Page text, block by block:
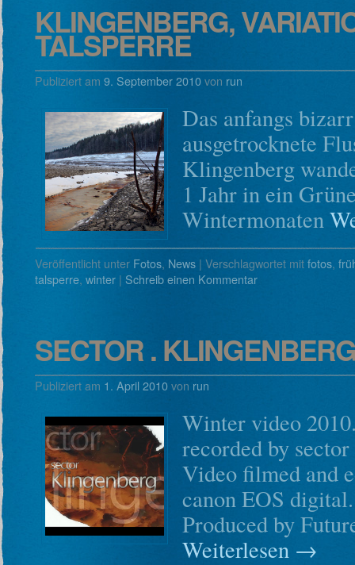
KLINGENBERG,
TALSPERRE
Publiziert am 9. September 2010von run
Das anfangs
ausgetrocknete
Klingenberg
1 Jahr in ein
Wintermonaten
Veröffentlicht unter Fotos, News | Verschlagwortet mitfotos,
talsperre, winter | Schreib einen Kommentar
SECTOR .
Publiziert am 1. April 2010von run
Winter video
recorded by
Video filmed and
canon EOS digital.
Produced by
Weiterlesen →